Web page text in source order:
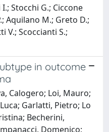
Stocchi G.; Ciccone
Aquilano M.; Greto D.;
V.; Scoccianti S.;
in outcome
Calogero; Loi, Mauro;
Garlatti, Pietro; Lo
Becherini,
Domenico;